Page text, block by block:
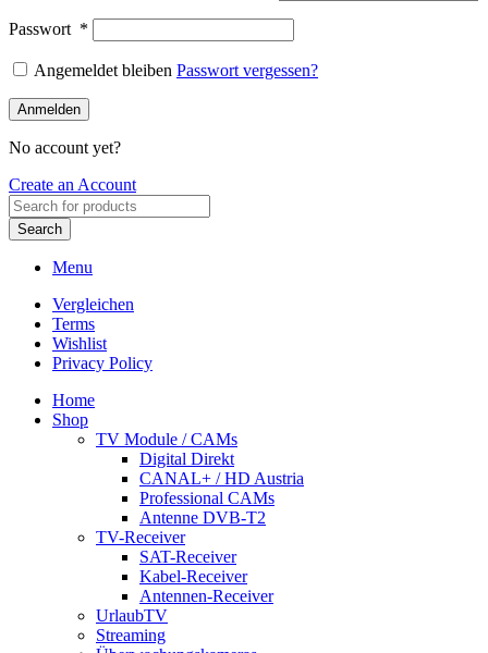
Passwort *
Angemeldet bleiben Passwort vergessen?
Anmelden
No account yet?
Create an Account
Search
Menu
Vergleichen
Terms
Wishlist
Privacy Policy
Home
Shop
TV Module / CAMs
Digital Direkt
CANAL+ / HD Austria
Professional CAMs
Antenne DVB-T2
TV-Receiver
SAT-Receiver
Kabel-Receiver
Antennen-Receiver
UrlaubTV
Streaming